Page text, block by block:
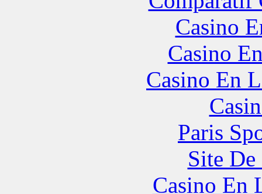
Casino
Casino
Casino En
Paris
Site
Casino En